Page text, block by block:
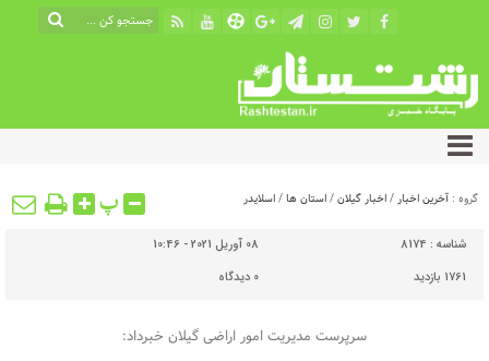
گروه : آخرین اخبار/اخبار گیلان/استان ها/اسلایدر پ
شناسه : 8174
08 آوریل 2021 - 10:46
1761 بازدید
0 دیدگاه
سرپرست مدیریت امور اراضی گیلان خبرداد: